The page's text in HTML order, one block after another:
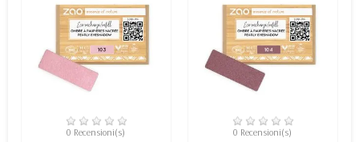
DISPONIBILE
0 Recensioni(s)
DISPONIBILE
0 Recensioni(s)